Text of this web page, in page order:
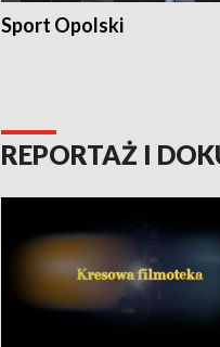
Sport Opolski
REPORTAŻ I